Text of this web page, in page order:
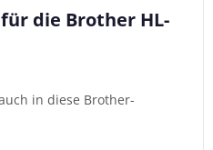
die Brother HL-
in diese Brother-